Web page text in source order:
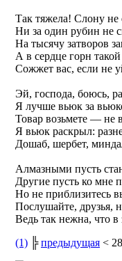
Так тяжела! Слону не
Ни за один рубин не
На тысячу затворов
А в сердце горн
Сожжет вас, если не
Эй, господа, боюсь,
Я лучше вьюк за
Товар возьмете — не
Я вьюк раскрыл:
Дошаб, шербет,
Алмазными пусть
Другие пусть ко мне
Но не приблизитесь
Послушайте, друзья,
Ведь так нежна, что в
(1) ╠предыдущая <